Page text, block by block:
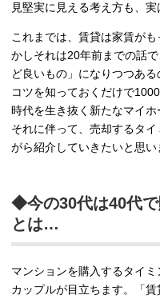
見堅実に見える考え方も、実
これまでは、賃貸は家賃が
かしそれは20年前までの話
ど良いもの」になりつつある
コツを知っておくだけで
時代を生き抜く新たなマイホ
それに伴って、売却するタ
がら紹介していきたいと思い
◆今の30代は40代
とは…
マンションを購入するタイ
カップルが目立ちます。「